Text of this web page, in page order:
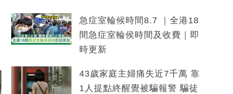
急症室輪候時間8.7 ｜全港18
間急症室輪侯時間及收費｜即
時更新
43歲家庭主婦痛失近7千萬 靠
1人提點終醒覺被騙報警 騙徒